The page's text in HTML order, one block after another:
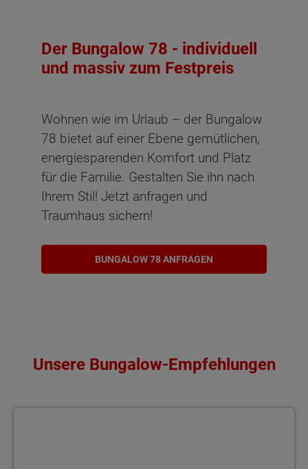
Der Bungalow 78 - individuell
und massiv zum Festpreis
Wohnen wie im Urlaub – der Bungalow
78 bietet auf einer Ebene gemütlichen,
energiesparenden Komfort und Platz
für die Familie. Gestalten Sie ihn nach
Ihrem Stil! Jetzt anfragen und
Traumhaus sichern!
BUNGALOW 78 ANFRAGEN
Unsere Bungalow-Empfehlungen